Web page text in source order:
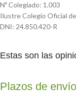
Nº Colegiado: 1.003
Ilustre Colegio Oficial
DNI: 24.850.420-R
Estas son las
Plazos de envío